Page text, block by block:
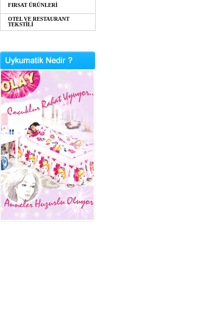
FIRSAT ÜRÜNLERİ
OTEL VE RESTAURANT
TEKSTİLİ